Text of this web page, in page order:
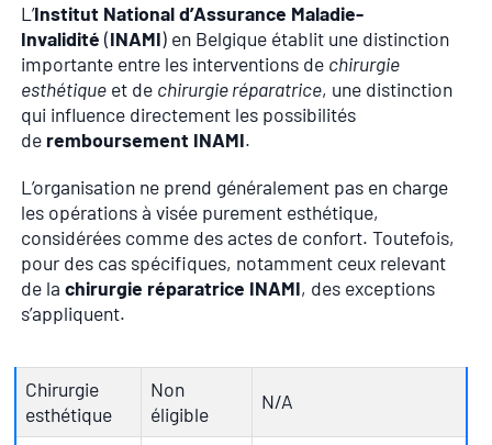
L’Institut National d’Assurance Maladie-
Invalidité (INAMI) en Belgique établit une distinction
importante entre les interventions de chirurgie
esthétique et de chirurgie réparatrice, une distinction
qui influence directement les possibilités
de remboursement INAMI.
L’organisation ne prend généralement pas en charge
les opérations à visée purement esthétique,
considérées comme des actes de confort. Toutefois,
pour des cas spécifiques, notamment ceux relevant
de la chirurgie réparatrice INAMI, des exceptions
s’appliquent.
Chirurgie
esthétique
Non
éligible
N/A